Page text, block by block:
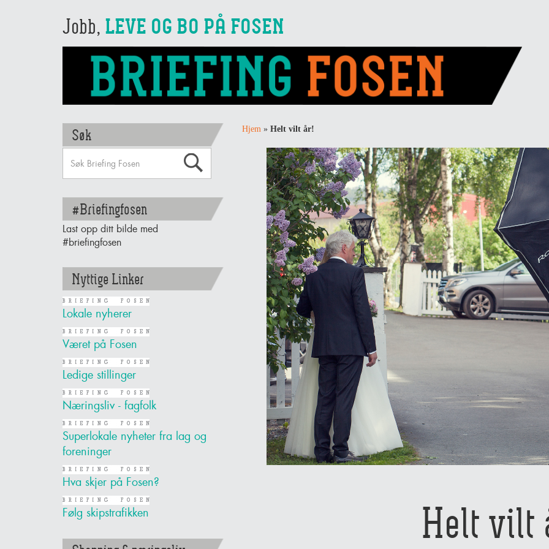
Jobb, LEVE OG BO PÅ FOSEN
Søk
#Briefingfosen
Last opp ditt bilde med
#briefingfosen
Nyttige Linker
Lokale nyherer
Været på Fosen
Ledige stillinger
Næringsliv - fagfolk
Superlokale nyheter fra lag og
foreninger
Hva skjer på Fosen?
Følg skipstrafikken
Hjem» Helt vilt år!
Helt vilt